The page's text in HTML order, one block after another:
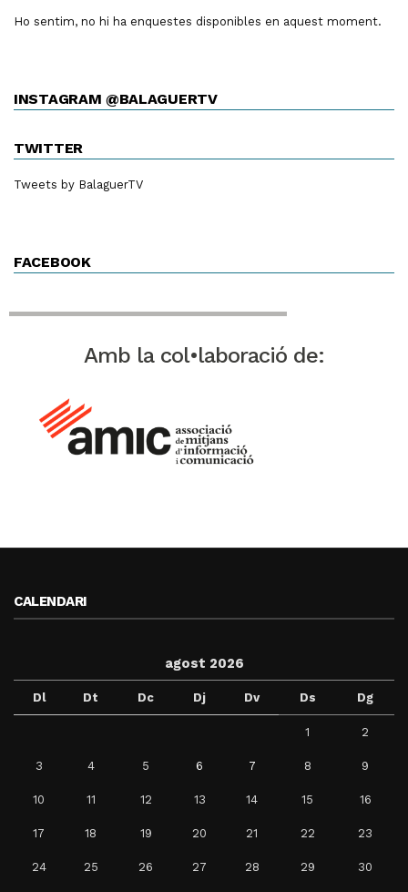
Ho sentim, no hi ha enquestes disponibles en aquest moment.
INSTAGRAM @BALAGUERTV
TWITTER
Tweets by BalaguerTV
FACEBOOK
Amb la col•laboració de:
CALENDARI
agost 2026
Dl Dt Dc Dj Dv Ds Dg
1 2
3 4 5 6 7 8 9
10 11 12 13 14 15 16
17 18 19 20 21 22 23
24 25 26 27 28 29 30